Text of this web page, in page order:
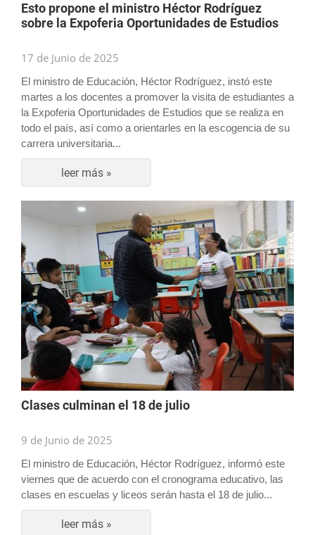
Esto propone el ministro Héctor Rodríguez
sobre la Expoferia Oportunidades de Estudios
17 de Junio de 2025
El ministro de Educación, Héctor Rodríguez, instó este
martes a los docentes a promover la visita de estudiantes a
la Expoferia Oportunidades de Estudios que se realiza en
todo el país, así como a orientarles en la escogencia de su
carrera universitaria...
leer más »
Clases culminan el 18 de julio
9 de Junio de 2025
El ministro de Educación, Héctor Rodríguez, informó este
viernes que de acuerdo con el cronograma educativo, las
clases en escuelas y liceos serán hasta el 18 de julio...
leer más »